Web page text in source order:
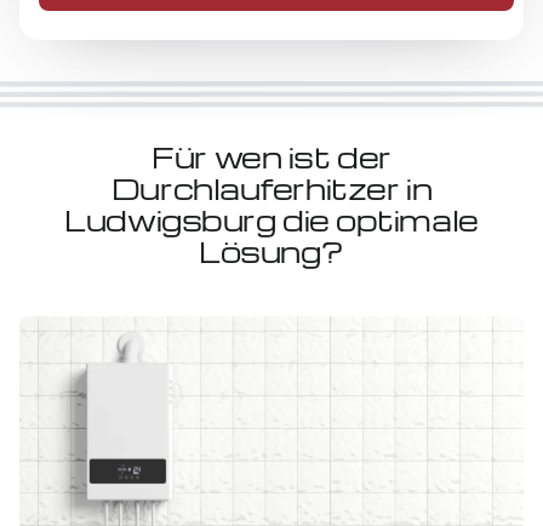
Für wen ist der
Durchlauferhitzer in
Ludwigsburg die optimale
Lösung?